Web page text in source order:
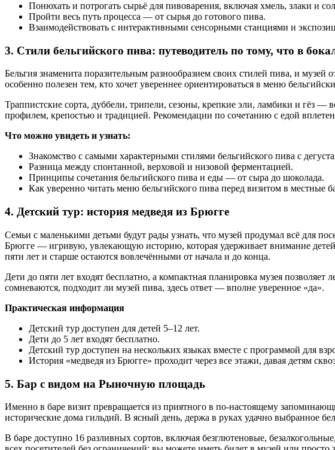
Понюхать и потрогать сырьё для пивоварения, включая хмель, злаки и
Пройти весь путь процесса — от сырья до готового пива.
Взаимодействовать с интерактивными сенсорными станциями и
3. Стили бельгийского пива: путеводитель по тому, что в
Бельгия знаменита поразительным разнообразием своих стилей пива, и
особенно полезен тем, кто хочет увереннее ориентироваться в меню
Траппистские сорта, дуббели, трипели, сезоны, крепкие эли, ламбики и гёз —
профилем, крепостью и традицией. Рекомендации по сочетанию с едой
Что можно увидеть и узнать:
Знакомство с самыми характерными стилями бельгийского пива с
Разница между спонтанной, верховой и низовой ферментацией.
Принципы сочетания бельгийского пива и еды — от сыра до шоколада.
Как уверенно читать меню бельгийского пива перед визитом в местные
4. Детский тур: история медведя из Брюгге
Семьи с маленькими детьми будут рады узнать, что музей продумал всё для
Брюгге — игривую, увлекающую историю, которая удерживает внимание
пяти лет и старше остаются вовлечёнными от начала и до конца.
Дети до пяти лет входят бесплатно, а компактная планировка музея
сомневаются, подходит ли музей пива, здесь ответ — вполне уверенное «да».
Практическая информация
Детский тур доступен для детей 5–12 лет.
Дети до 5 лет входят бесплатно.
Детский тур доступен на нескольких языках вместе с программой для
История «медведя из Брюгге» проходит через все этажи, давая детям
5. Бар с видом на Рыночную площадь
Именно в баре визит превращается из приятного в по-настоящему
исторические дома гильдий. В ясный день, держа в руках удачно выбранное
В баре доступно 16 разливных сортов, включая безглютеновые,